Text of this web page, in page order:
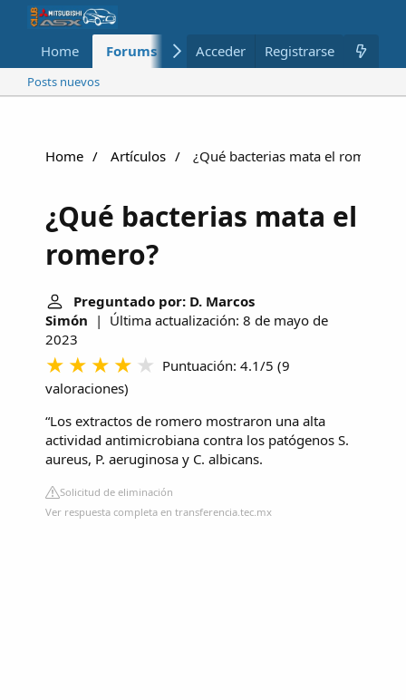
Home Forums Nuevo Miembros
Acceder Registrarse
Posts nuevos
Home Artículos ¿Qué bacterias mata el romero?
¿Qué bacterias mata el
romero?
Preguntado por: D. Marcos
Simón | Última actualización: 8 de mayo de
2023
Puntuación: 4.1/5 (9
valoraciones)
“Los extractos de romero mostraron una alta
actividad antimicrobiana contra los patógenos S.
aureus, P. aeruginosa y C. albicans.
Solicitud de eliminación
Ver respuesta completa en transferencia.tec.mx